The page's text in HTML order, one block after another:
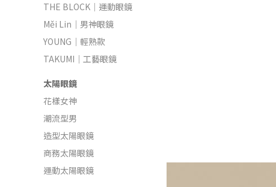
THE BLOCK｜運動眼鏡
Měi Lin｜男神眼鏡
YOUNG｜輕熟款
TAKUMI｜工藝眼鏡
太陽眼鏡
花樣女神
潮流型男
造型太陽眼鏡
商務太陽眼鏡
運動太陽眼鏡